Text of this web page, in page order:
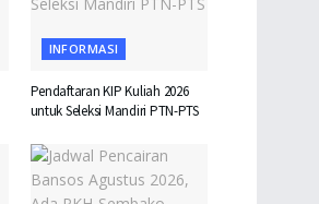
INFORMASI
Pendaftaran KIP Kuliah 2026
untuk Seleksi Mandiri PTN-PTS